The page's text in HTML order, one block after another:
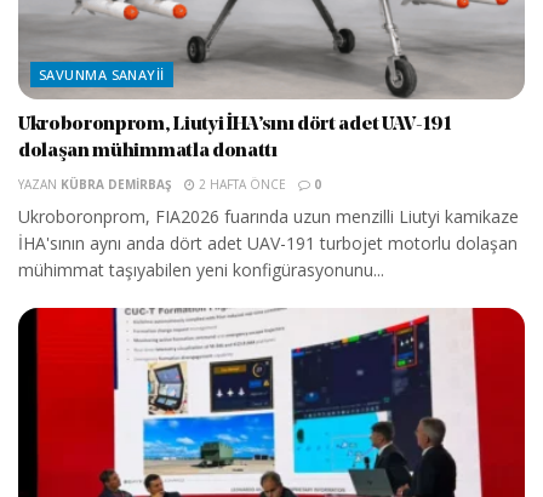
SAVUNMA SANAYII
Ukroboronprom, Liutyi İHA’sını dört adet UAV-191
dolaşan mühimmatla donattı
YAZAN KÜBRA DEMIRBAŞ 2 HAFTA ÖNCE 0
Ukroboronprom, FIA2026 fuarında uzun menzilli Liutyi kamikaze
İHA'sının aynı anda dört adet UAV-191 turbojet motorlu dolaşan
mühimmat taşıyabilen yeni konfigürasyonunu...